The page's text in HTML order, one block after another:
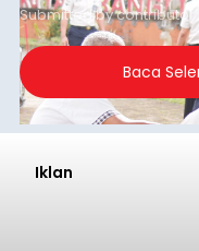
Submitted bycontributor
Baca
Iklan